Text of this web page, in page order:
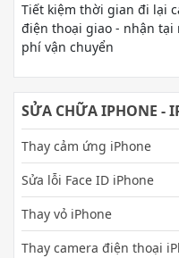
Tiết kiệm thời gian đi lại
điện thoại giao - nhận
phí vận chuyển
SỬA CHỮA IPHONE -
Thay cảm ứng iPhone
Sửa lỗi Face ID iPhone
Thay vỏ iPhone
Thay camera điện thoại